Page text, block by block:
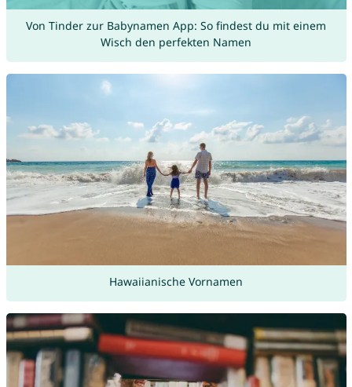
Von Tinder zur Babynamen App: So findest du mit einem
Wisch den perfekten Namen
Hawaiianische Vornamen